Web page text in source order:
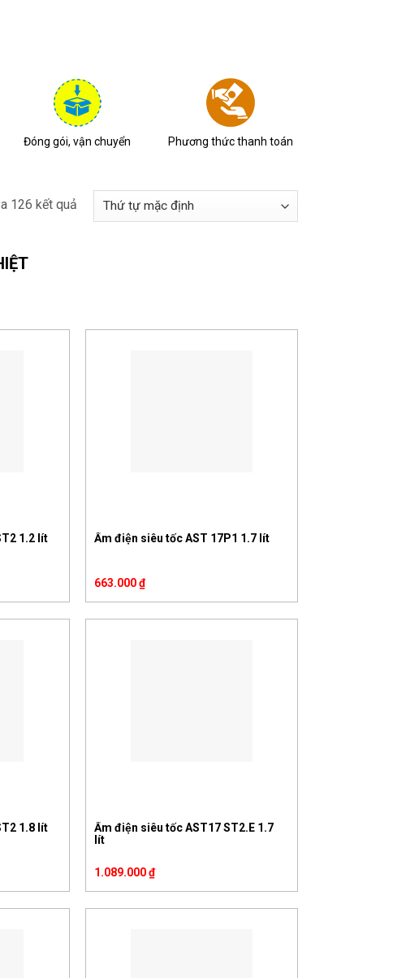
Đóng gói, vận chuyển Phương thức thanh toán
126 kết quả
1.2 lít Ấm điện siêu tốc AST 17P1 1.7 lít
663.000₫
1.8 lít
Ấm điện siêu tốc AST17 ST2.E 1.7
lít
1.089.000₫